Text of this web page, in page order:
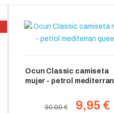
Ocun Classic camiseta
mujer - petrol mediterran
30.00 € 9,95 €